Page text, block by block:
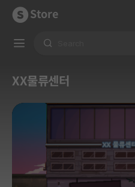
Store
XX물류센터